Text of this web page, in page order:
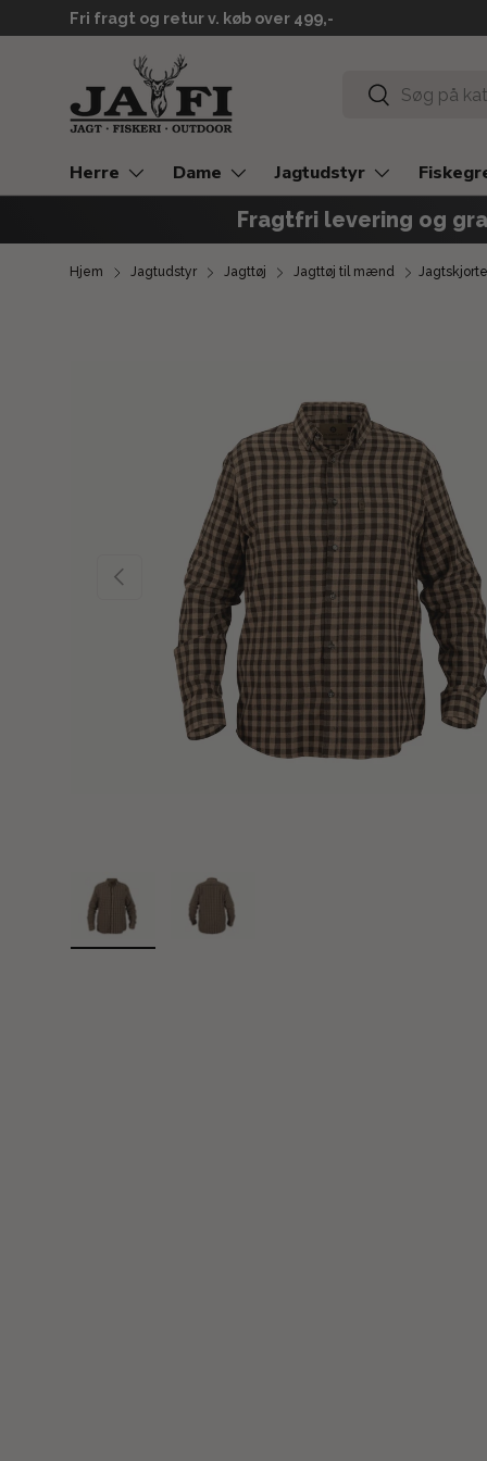
GÅ TIL INDHOLD
Levering 2-3 hverdage
Søg
Herre Dame Jagtudstyr
Fragtfri levering og
Hjem Jagtudstyr Jagttøj Jagttøj til mænd
TIDLIGERE